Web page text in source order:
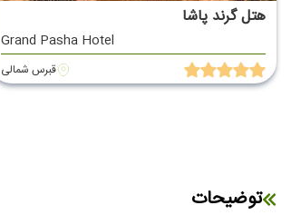
هتل گرند پاشا
Grand Pasha Hotel
قبرس شمالی
توضیحات